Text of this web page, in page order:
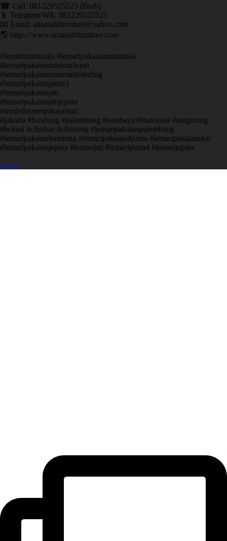
☎ Call: 081229525525 (Budi)
📱 Telegram/WA: 081229525525
📧 Email: amanahfurniture@yahoo.com
🌎 https://www.amanahfurniture.com
#lemariminimalis #lemaripakaianminimalis
#lemaripakaianminimalisjati
#lemaripakaianminimalissleding
#lemaripakaianpintu3
#lemaripakaianjati
#lemaripakaianjatijepara
#modellemaripakaianjati
#jakarta #bandung #palembang #surabaya #makassar #tangerang
#bekasi #cibubur #cibinong #lemaripakaianpalembang
#lemaripakaianbandung #lemaripakaian4pintu #lemaripakaianukir
#lemaripakaianjepara #lemarijati #lemaripintu4 #lemarijepara
Open